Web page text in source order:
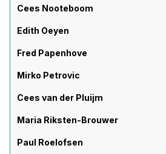
Cees Nooteboom
Edith Oeyen
Fred Papenhove
Mirko Petrovic
Cees van der Pluijm
Maria Riksten-Brouwer
Paul Roelofsen